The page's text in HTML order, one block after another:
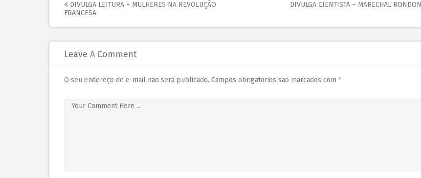
DIVULGA LEITURA – MULHERES NA REVOLUÇÃO
FRANCESA
DIVULGA CIENTISTA – MARECHAL RONDON
Leave A Comment
O seu endereço de e-mail não será publicado. Campos obrigatórios são marcados com *